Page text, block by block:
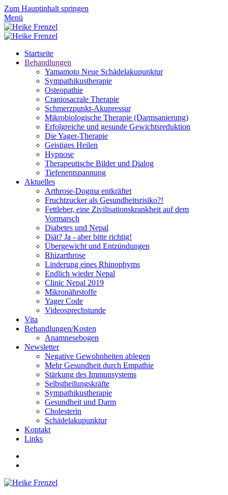
Zum Hauptinhalt springen
Menü
Startseite
Behandlungen
Yamamoto Neue Schädelakupunktur
Sympathikustherapie
Osteopathie
Craniosacrale Therapie
Schmerzpunkt-Akupressur
Mikrobiologische Therapie (Darmsanierung)
Erfolgreiche und gesunde Gewichtsreduktion
Die Yager-Therapie
Geistiges Heilen
Hypnose
Therapeutische Bilder und Dialog
Tiefenentspannung
Aktuelles
Arthrose-Dogma entkräftet
Fruchtzucker als Gesundheitsrisiko?!
Fettleber, eine Zivilisationskrankheit auf dem
Vormarsch
Diabetes und Nepal
Diät? Ja - aber bitte richtig!
Übergewicht und Entzündungen
Rhizarthrose
Linderung eines Rhinophyms
Endlich wieder Nepal
Clinic Nepal 2019
Mikronährstoffe
Yager Code
Videosprechstunde
Vita
Behandlungen/Kosten
Anamnesebogen
Newsletter
Negative Gewohnheiten ablegen
Mehr Gesundheit durch Empathie
Stärkung des Immunsystems
Selbstheilungskräfte
Sympathikustherapie
Gesundheit und Darm
Cholesterin
Schädelakupunktur
Kontakt
Links